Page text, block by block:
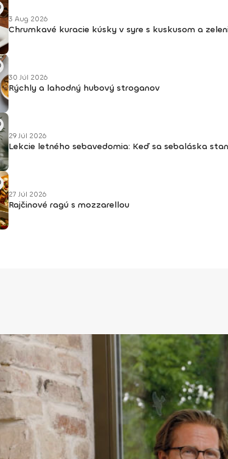
3 Aug 2026
Chrumkavé kuracie kúsky v syre s kuskusom a
30 Júl 2026
Rýchly a lahodný hubový stroganov
29 Júl 2026
Lekcie letného sebavedomia: Keď sa sebaláska
27 Júl 2026
Rajčinové ragú s mozzarellou